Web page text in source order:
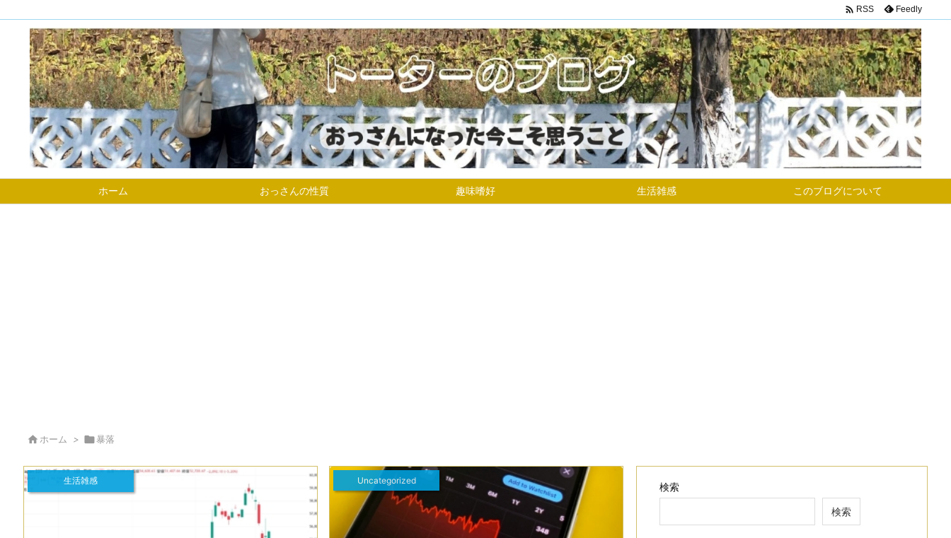
ホーム おっさんの性質 趣味嗜好 生活雑感 このブログについて
 RSS Feedly
ホーム > 暴落
生活雑感 Uncategorized
検索
検索